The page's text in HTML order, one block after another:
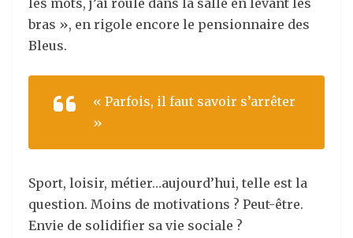
les mots, j’ai roulé dans la salle en levant les
bras », en rigole encore le pensionnaire des
Bleus.
« Parfois, il faut savoir s’arrêter
»
Sport, loisir, métier…aujourd’hui, telle est la
question. Moins de motivations ? Peut-être.
Envie de solidifier sa vie sociale ?